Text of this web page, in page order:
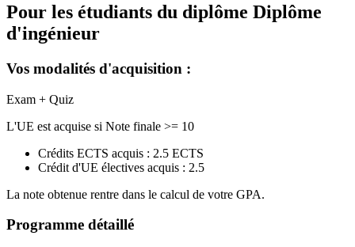
Pour les étudiants du diplôme Diplôme
d'ingénieur
Vos modalités d'acquisition :
Exam + Quiz
L'UE est acquise si Note finale >= 10
Crédits ECTS acquis : 2.5 ECTS
Crédit d'UE électives acquis : 2.5
La note obtenue rentre dans le calcul de votre GPA.
Programme détaillé